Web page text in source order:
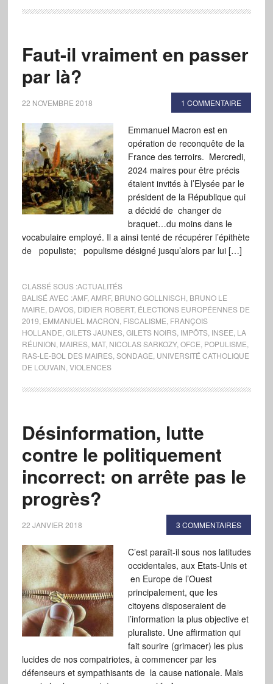
Faut-il vraiment en passer
par là?
22 NOVEMBRE 2018 1 COMMENTAIRE
Emmanuel Macron est en
opération de reconquête de la
France des terroirs. Mercredi,
2024 maires pour être précis
étaient invités à l’Elysée par le
président de la République qui
a décidé de changer de
braquet…du moins dans le
vocabulaire employé. Il a ainsi tenté de récupérer l’épithète
de populiste; populisme désigné jusqu’alors par lui […]
CLASSÉ SOUS :ACTUALITÉS
BALISÉ AVEC :AMF, AMRF, BRUNO GOLLNISCH BRUNO LE
MAIRE DAVOS, DIDIER ROBERT, ÉLECTIONS EUROPÉENNES DE
2019 EMMANUEL MACRON FISCALISME FRANÇOIS
HOLLANDE GILETS JAUNES, GILETS NOIRS, IMPÔTS, INSEE LA
RÉUNION MAIRES, MAT, NICOLAS SARKOZY, OFCE POPULISME
RAS-LE-BOL DES MAIRES, SONDAGE UNIVERSITÉ CATHOLIQUE
DE LOUVAIN VIOLENCES
Désinformation, lutte
contre le politiquement
incorrect: on arrête pas le
progrès?
22 JANVIER 2018 3 COMMENTAIRES
C’est paraît-il sous nos latitudes
occidentales, aux Etats-Unis et
en Europe de l’Ouest
principalement, que les
citoyens disposeraient de
l’information la plus objective et
pluraliste. Une affirmation qui
fait sourire (grimacer) les plus
lucides de nos compatriotes, à commencer par les
défenseurs et sympathisants de la cause nationale. Mais